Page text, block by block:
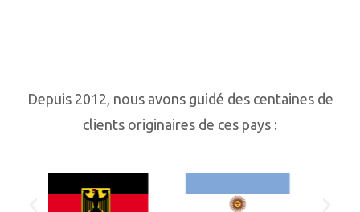
Depuis 2012, nous avons guidé des centaines de
clients originaires de ces pays :